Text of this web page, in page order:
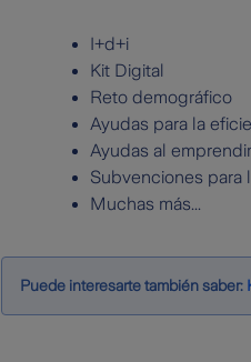
I+d+i
Kit Digital
Reto demográfico
Ayudas para la
Ayudas al
Subvenciones para
Muchas más...
Puede interesarte también saber: